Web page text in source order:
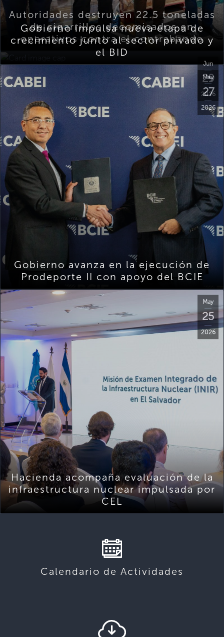
Autoridades destruyen 22.5 toneladas
de cigarrillos decomisados en
operativos contra el contrabando
Jun
29
2026
Gobierno impulsa nueva etapa de
crecimiento junto al sector privado y
el BID
May
27
2026
Gobierno avanza en la ejecución de
Prodeporte II con apoyo del BCIE
May
25
2026
Hacienda acompaña evaluación de la
infraestructura nuclear impulsada por
CEL
Calendario de Actividades